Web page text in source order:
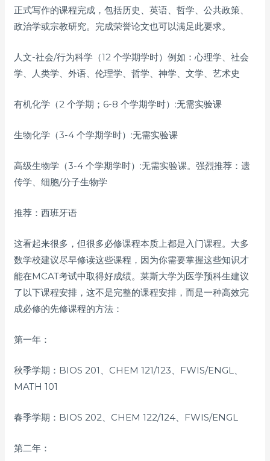
正式写作的课程完成，包括历史、英语、哲学、公共政策、
政治学或宗教研究。完成荣誉论文也可以满足此要求。
人文-社会/行为科学（12 个学期学时）例如：心理学、社会
学、人类学、外语、伦理学、哲学、神学、文学、艺术史
有机化学（2 个学期；6-8 个学期学时）:无需实验课
生物化学（3-4 个学期学时）:无需实验课
高级生物学（3-4 个学期学时）:无需实验课。强烈推荐：遗
传学、细胞/分子生物学
推荐：西班牙语
这看起来很多，但很多必修课程本质上都是入门课程。大多
数学校建议尽早修读这些课程，因为你需要掌握这些知识才
能在MCAT考试中取得好成绩。莱斯大学为医学预科生建议
了以下课程安排，这不是完整的课程安排，而是一种高效完
成必修的先修课程的方法：
第一年：
秋季学期：BIOS 201、CHEM 121/123、FWIS/ENGL、
MATH 101
春季学期：BIOS 202、CHEM 122/124、FWIS/ENGL
第二年：